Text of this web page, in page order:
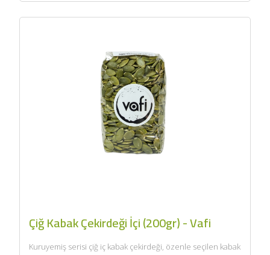
Çiğ Kabak Çekirdeği İçi (200gr) - Vafi
Kuruyemiş serisi çiğ iç kabak çekirdeği, özenle seçilen kabak